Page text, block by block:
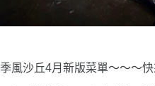
季風沙丘4月新版菜單〜〜〜